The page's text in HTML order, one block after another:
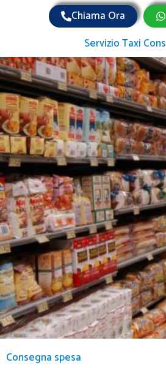
Chiama Ora
Servizio Taxi
Consegna spesa